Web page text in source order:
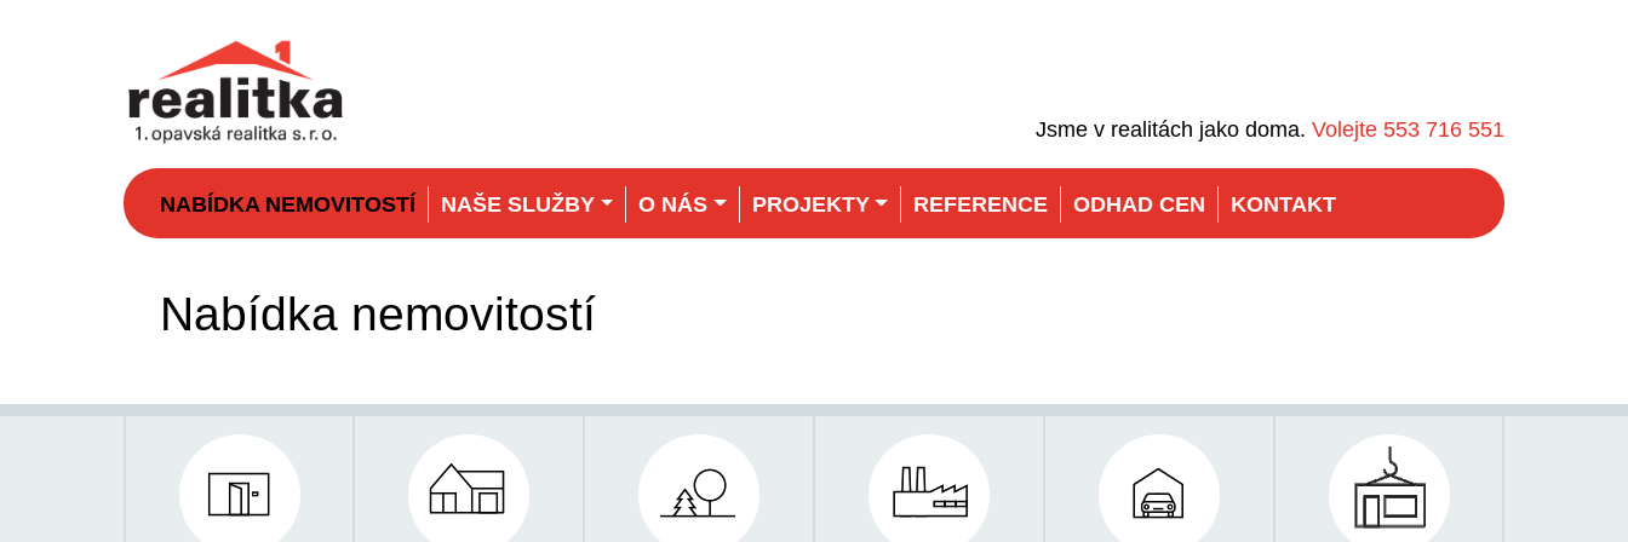
Jsme v realitách jako doma. Volejte 553 716 551
NABÍDKA NEMOVITOSTÍ NAŠE SLUŽBY O NÁS PROJEKTY REFERENCE ODHAD CEN KONTAKT
Nabídka nemovitostí